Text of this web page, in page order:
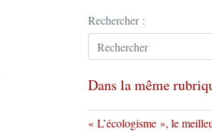
Rechercher :
Dans la même
« L’écologisme », le